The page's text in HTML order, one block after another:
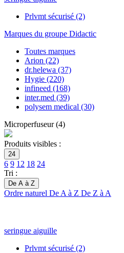
Prlvmt sécurisé (2)
Marques du groupe Didactic
Toutes marques
Arion (22)
dr.helewa (37)
Hygie (220)
infineed (168)
inter.med (39)
polysem medical (30)
Microperfuseur(4)
Produits visibles :
24
6 9 12 18 24
Tri :
De A à Z
Ordre naturel De A à Z De Z à A
seringue aiguille
Prlvmt sécurisé (2)